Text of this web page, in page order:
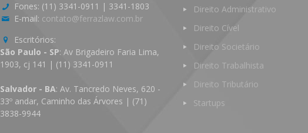
Fones: (11) 3341-0911 | 3341-1803
E-mail: contato@ferrazlaw.com.br
Escritórios:
São Paulo - SP: Av Brigadeiro Faria Lima,
1903, cj 141 | (11) 3341-0911
Salvador - BA: Av. Tancredo Neves, 620 -
33º andar, Caminho das Árvores | (71)
3838-9944
Direito Administrativo
Direito Cível
Direito Societário
Direito Trabalhista
Direito Tributário
Startups